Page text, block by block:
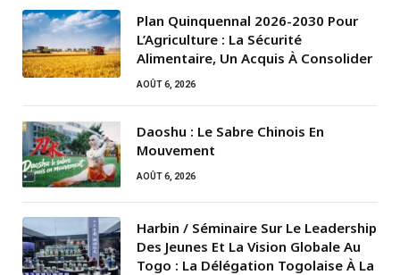
Plan Quinquennal 2026-2030 Pour
L’Agriculture : La Sécurité
Alimentaire, Un Acquis À Consolider
AOÛT 6, 2026
Daoshu : Le Sabre Chinois En
Mouvement
AOÛT 6, 2026
Harbin / Séminaire Sur Le Leadership
Des Jeunes Et La Vision Globale Au
Togo : La Délégation Togolaise À La